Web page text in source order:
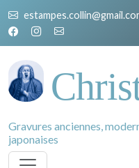
Gravures anciennes,
japonaises